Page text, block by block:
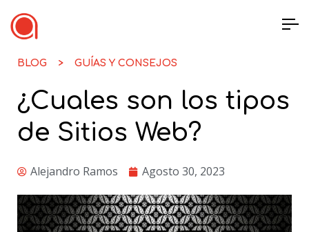
BLOG > GUÍAS Y CONSEJOS
¿Cuales son los tipos
de Sitios Web?
Alejandro Ramos Agosto 30, 2023